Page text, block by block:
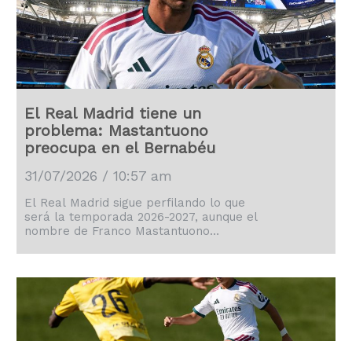
El Real Madrid tiene un
problema: Mastantuono
preocupa en el Bernabéu
31/07/2026 / 10:57 am
El Real Madrid sigue perfilando lo que
será la temporada 2026-2027, aunque el
nombre de Franco Mastantuono